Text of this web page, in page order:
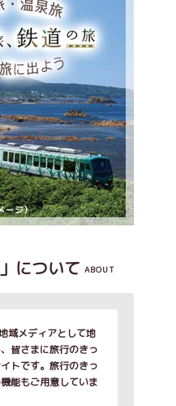
について ABOUT
域メディアとして地
皆さまに旅行のきっ
トです。旅行のきっ
能もご用意していま